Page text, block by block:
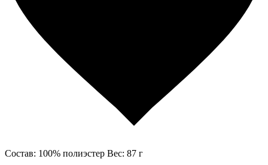
Состав: 100% полиэстер Вес: 87 г